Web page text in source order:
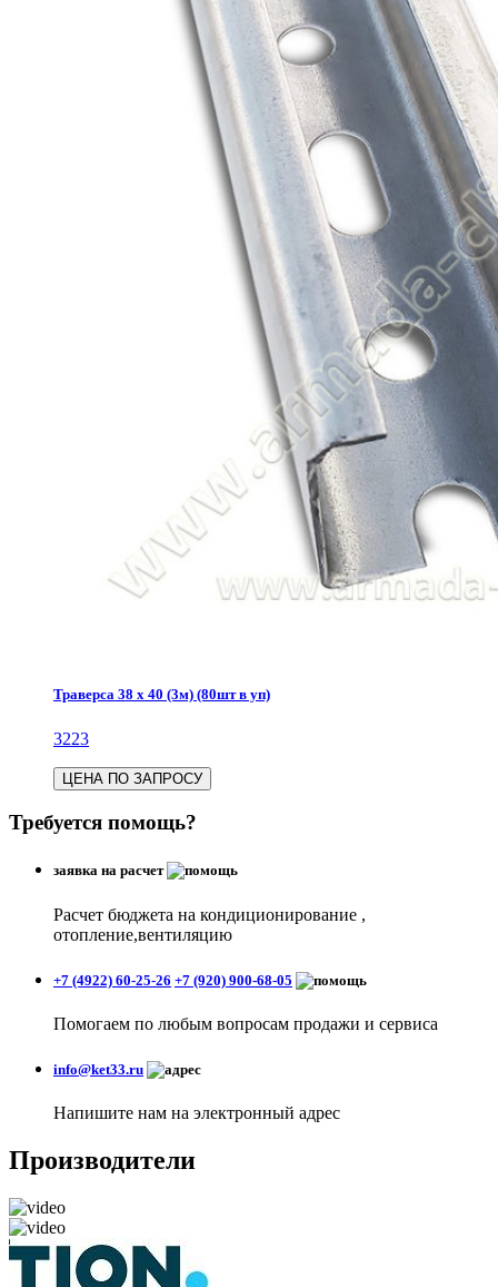
Траверса 38 х 40 (3м) (80шт в уп)
3223
ЦЕНА ПО ЗАПРОСУ
Требуется помощь?
заявка на расчет
Расчет бюджета на кондиционирование ,
отопление,вентиляцию
+7 (4922) 60-25-26 +7 (920) 900-68-05
Помогаем по любым вопросам продажи и сервиса
info@ket33.ru
Напишите нам на электронный адрес
Производители